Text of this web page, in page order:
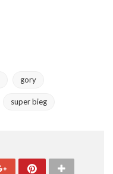
gory
super bieg